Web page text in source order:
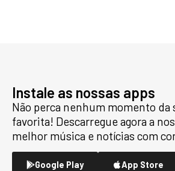
Instale as nossas apps
Não perca nenhum momento da
favorita! Descarregue agora a
melhor música e notícias com
Google Play App Store